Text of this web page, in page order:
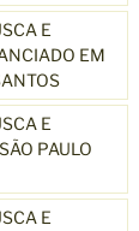
E
EM
E
PAULO
E